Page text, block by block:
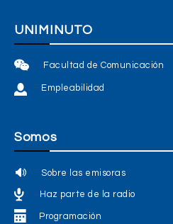
UNIMINUTO
Facultad de Comunicación
Empleabilidad
Somos
Sobre las emisoras
Haz parte de la radio
Programación